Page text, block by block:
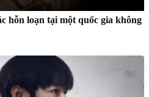
hỗn loạn tại một quốc gia không